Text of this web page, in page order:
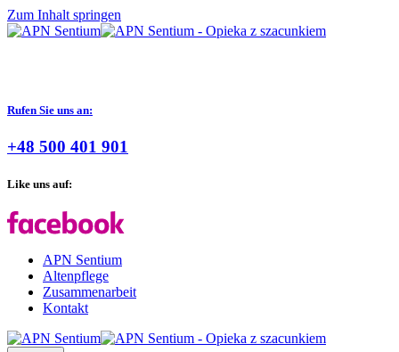
Zum Inhalt springen
Rufen Sie uns an:
+48 500 401 901
Like uns auf:
APN Sentium
Altenpflege
Zusammenarbeit
Kontakt